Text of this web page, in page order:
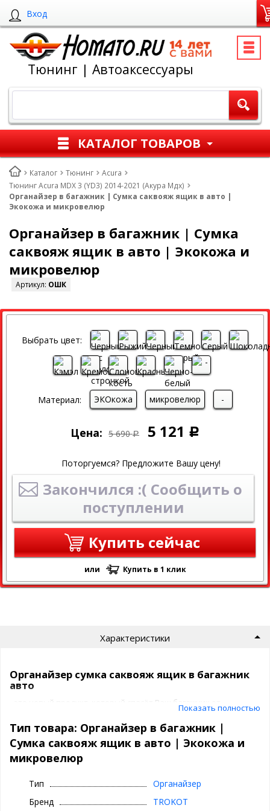
Вход
Тюнинг | Автоаксессуары
КАТАЛОГ ТОВАРОВ
Каталог Тюнинг
Acura
Тюнинг Acura MDX 3 (YD3) 2014-2021 (Акура Мдх)
Органайзер в багажник | Сумка саквояж ящик в авто |
Экокожа и микровелюр
Органайзер в багажник | Сумка
саквояж ящик в авто | Экокожа и
микровелюр
Артикул: ОШК
СКИДКА
Выбрать цвет:
Материал: ЭКОкожа микровелюр -
Цена: 5 690 Р 5 121 Р
Поторгуемся? Предложите Вашу цену!
Закончился :( Сообщить о
поступлении
Купить сейчас
или Купить в 1 клик
Характеристики
Органайзер cумка саквояж ящик в багажник
авто
- это новый продукт, который спасёт Ваш багажник от
Предназначен для хранения и транспортировки в багажнике
автомобиля инструментов, средств автохимии и
автокосметики, автомобильных аксессуаров и прочих товаров
и мелочей.
Cтильный и индивидуальный интерьер автомобиля с защитой от
Показать полностью
Тип товара: Органайзер в багажник |
Сумка саквояж ящик в авто | Экокожа и
микровелюр
Тип
Органайзер
Бренд
TROKOT